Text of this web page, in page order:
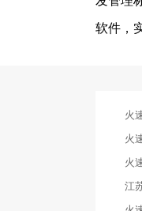
软件，
火
火
火
江